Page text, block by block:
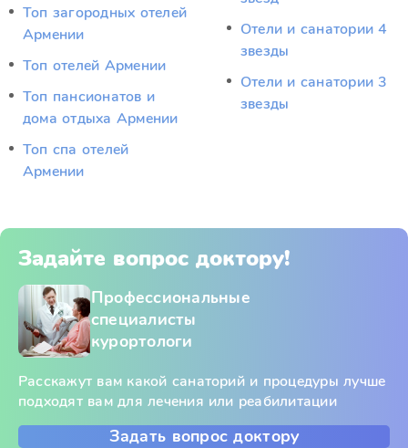
Топ загородных отелей
Армении
Топ отелей Армении
Топ пансионатов и
дома отдыха Армении
Топ спа отелей
Армении
Отели и санатории 4
звезды
Отели и санатории 3
звезды
Задайте вопрос доктору!
Профессиональные
специалисты
курортологи
Расскажут вам какой санаторий и процедуры лучше
подходят вам для лечения или реабилитации
Задать вопрос доктору